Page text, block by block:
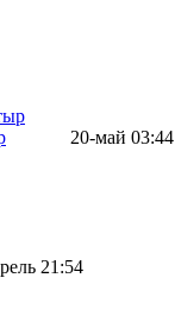
20-май 03:44
21:54